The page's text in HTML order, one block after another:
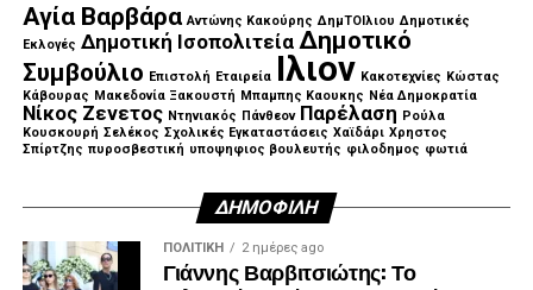
Αγία Βαρβάρα Αντώνης Κακούρης ΔημΤΟΙλιου Δημοτικές
Εκλογές Δημοτική Ισοπολιτεία Δημοτικό
Συμβούλιο Επιστολή Εταιρεία Ιλιον Κακοτεχνίες Κώστας
Κάβουρας Μακεδονία Ξακουστή Μπαμπης Καουκης Νέα Δημοκρατία
Νίκος Ζενετος Ντηνιακός Πάνθεον Παρέλαση Ρούλα
Κουσκουρή Σελέκος Σχολικές Εγκαταστάσεις Χαϊδάρι Χρηστος
Σπίρτζης πυροσβεστική υποψηφιος βουλευτής φιλοδημος φωτιά
ΔΗΜΟΦΙΛΉ
ΠΟΛΙΤΙΚΉ 2 ημέρες ago
Γιάννης Βαρβιτσιώτης: Το